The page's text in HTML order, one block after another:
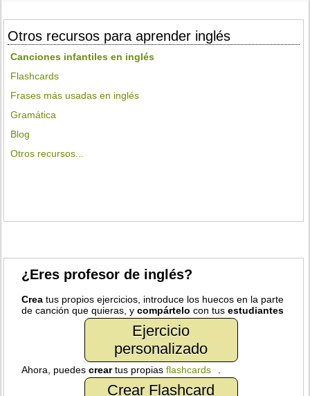
Otros recursos para aprender inglés
Canciones infantiles en inglés
Flashcards
Frases más usadas en inglés
Gramática
Blog
Otros recursos...
¿Eres profesor de inglés?
Crea tus propios ejercicios, introduce los huecos en la parte
de canción que quieras, ycompártelo con tusestudiantes
Ejercicio
personalizado
Ahora, puedescreartus propiasflashcards
Crear Flashcard